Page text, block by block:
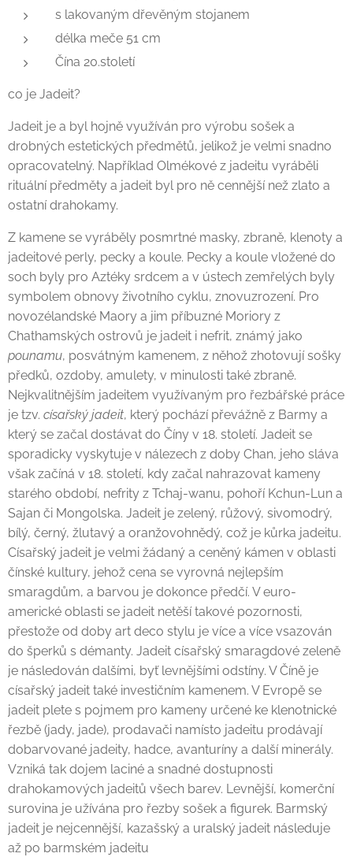
s lakovaným dřevěným stojanem
délka meče 51 cm
Čína 20.století
co je Jadeit?
Jadeit je a byl hojně využíván pro výrobu sošek a
drobných estetických předmětů, jelikož je velmi snadno
opracovatelný. Například Olmékové z jadeitu vyráběli
rituální předměty a jadeit byl pro ně cennější než zlato a
ostatní drahokamy.
Z kamene se vyráběly posmrtné masky, zbraně, klenoty a
jadeitové perly, pecky a koule. Pecky a koule vložené do
soch byly pro Aztéky srdcem a v ústech zemřelých byly
symbolem obnovy životního cyklu, znovuzrození. Pro
novozélandské Maory a jim příbuzné Moriory z
Chathamských ostrovů je jadeit i nefrit, známý jako
pounamu, posvátným kamenem, z něhož zhotovují sošky
předků, ozdoby, amulety, v minulosti také zbraně.
Nejkvalitnějším jadeitem využívaným pro řezbářské práce
je tzv. císařský jadeit, který pochází převážně z Barmy a
který se začal dostávat do Číny v 18. století. Jadeit se
sporadicky vyskytuje v nálezech z doby Chan, jeho sláva
však začíná v 18. století, kdy začal nahrazovat kameny
starého období, nefrity z Tchaj-wanu, pohoří Kchun-Lun a
Sajan či Mongolska. Jadeit je zelený, růžový, sivomodrý,
bílý, černý, žlutavý a oranžovohnědý, což je kůrka jadeitu.
Císařský jadeit je velmi žádaný a ceněný kámen v oblasti
čínské kultury, jehož cena se vyrovná nejlepším
smaragdům, a barvou je dokonce předčí. V euro-
americké oblasti se jadeit netěší takové pozornosti,
přestože od doby art deco stylu je více a více vsazován
do šperků s démanty. Jadeit císařský smaragdové zeleně
je následován dalšími, byť levnějšími odstíny. V Číně je
císařský jadeit také investičním kamenem. V Evropě se
jadeit plete s pojmem pro kameny určené ke klenotnické
řezbě (jady, jade), prodavači namísto jadeitu prodávají
dobarvované jadeity, hadce, avanturíny a další minerály.
Vzniká tak dojem laciné a snadné dostupnosti
drahokamových jadeitů všech barev. Levnější, komerční
surovina je užívána pro řezby sošek a figurek. Barmský
jadeit je nejcennější, kazašský a uralský jadeit následuje
až po barmském jadeitu